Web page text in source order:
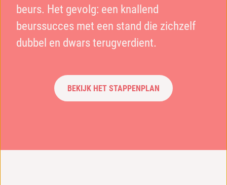
beurs. Het gevolg: een knallend
beurssucces met een stand die zichzelf
dubbel en dwars terugverdient.
BEKIJK HET STAPPENPLAN